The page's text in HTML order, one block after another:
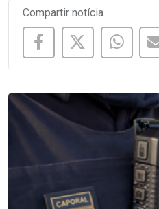
Compartir notícia